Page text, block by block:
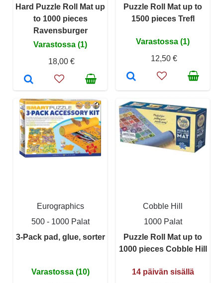
Hard Puzzle Roll Mat up
to 1000 pieces
Ravensburger
Varastossa (1)
18,00 €
Puzzle Roll Mat up to
1500 pieces Trefl
Varastossa (1)
12,50 €
Eurographics
500 - 1000 Palat
3-Pack pad, glue, sorter
Varastossa (10)
Cobble Hill
1000 Palat
Puzzle Roll Mat up to
1000 pieces Cobble Hill
14 päivän sisällä